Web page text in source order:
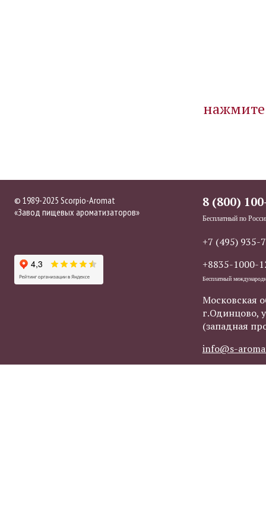
нажмите
© 1989-2025 Scorpio-Aromat
«Завод пищевых ароматизаторов»
8 (800)
Бесплатный по
+7 (495) 935-
+8835-1000-
Бесплатный
Московская
г.Одинцово,
(западная
info@s-